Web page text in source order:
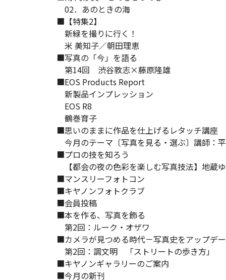
02．あのときの海
■【特集2】
新緑を撮りに行く！
米 美知子／朝田理恵
■写真の「今」を語る
第14回 渋谷敦志×藤原隆雄
■EOS Products Report
新製品インプレッション
EOS R8
鶴巻育子
■思いのままに作品を仕上げるレタッチ講座
今月のテーマ〔写真を見る・選ぶ〕講師：
■プロの技を知ろう
【都会の夜の色彩を楽しむ写真技法】地蔵
■マンスリーフォトコン
■キヤノンフォトクラブ
■会員投稿
■本を作る、写真を飾る
第2回：ルーク・オザワ
■カメラが見つめる時代－写真史をアップデ
第2回：調文明 「ストリートの歩き方」
■キヤノンギャラリーのご案内
■今月の新刊